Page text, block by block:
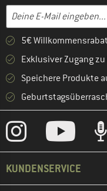
E-Mail-Adresse
Gib hier deine E-Mail-
5€
Exklusiver Zugang
Speichere Produkte
KUNDENSERVICE